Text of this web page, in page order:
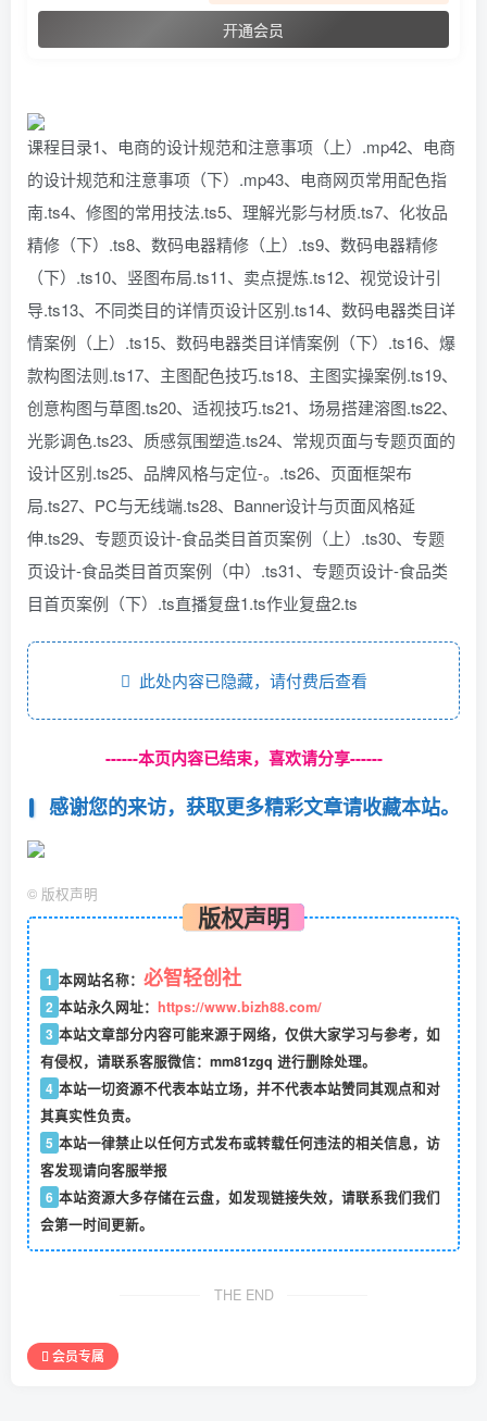
开通会员
课程目录1、电商的设计规范和注意事项（上）.mp42、电商
的设计规范和注意事项（下）.mp43、电商网页常用配色指
南.ts4、修图的常用技法.ts5、理解光影与材质.ts7、化妆品
精修（下）.ts8、数码电器精修（上）.ts9、数码电器精修
（下）.ts10、竖图布局.ts11、卖点提炼.ts12、视觉设计引
导.ts13、不同类目的详情页设计区别.ts14、数码电器类目详
情案例（上）.ts15、数码电器类目详情案例（下）.ts16、爆
款构图法则.ts17、主图配色技巧.ts18、主图实操案例.ts19、
创意构图与草图.ts20、适视技巧.ts21、场易搭建溶图.ts22、
光影调色.ts23、质感氛围塑造.ts24、常规页面与专题页面的
设计区别.ts25、品牌风格与定位-。.ts26、页面框架布
局.ts27、PC与无线端.ts28、Banner设计与页面风格延
伸.ts29、专题页设计-食品类目首页案例（上）.ts30、专题
页设计-食品类目首页案例（中）.ts31、专题页设计-食品类
目首页案例（下）.ts直播复盘1.ts作业复盘2.ts
此处内容已隐藏，请付费后查看
------本页内容已结束，喜欢请分享------
感谢您的来访，获取更多精彩文章请收藏本站。
© 版权声明
版权声明
1 本网站名称： 必智轻创社
2 本站永久网址： https://www.bizh88.com/
3 本站文章部分内容可能来源于网络，仅供大家学习与参考，如
有侵权，请联系客服微信：mm81zgq 进行删除处理。
4 本站一切资源不代表本站立场，并不代表本站赞同其观点和对
其真实性负责。
5 本站一律禁止以任何方式发布或转载任何违法的相关信息，访
客发现请向客服举报
6 本站资源大多存储在云盘，如发现链接失效，请联系我们我们
会第一时间更新。
THE END
会员专属